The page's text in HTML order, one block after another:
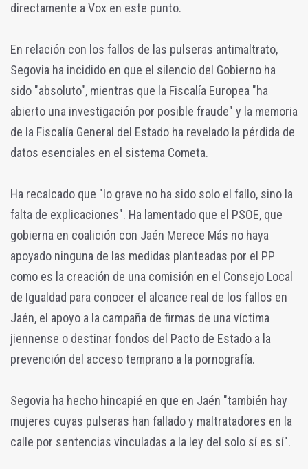
directamente a Vox en este punto.
En relación con los fallos de las pulseras antimaltrato,
Segovia ha incidido en que el silencio del Gobierno ha
sido "absoluto", mientras que la Fiscalía Europea "ha
abierto una investigación por posible fraude" y la memoria
de la Fiscalía General del Estado ha revelado la pérdida de
datos esenciales en el sistema Cometa.
Ha recalcado que "lo grave no ha sido solo el fallo, sino la
falta de explicaciones". Ha lamentado que el PSOE, que
gobierna en coalición con Jaén Merece Más no haya
apoyado ninguna de las medidas planteadas por el PP
como es la creación de una comisión en el Consejo Local
de Igualdad para conocer el alcance real de los fallos en
Jaén, el apoyo a la campaña de firmas de una víctima
jiennense o destinar fondos del Pacto de Estado a la
prevención del acceso temprano a la pornografía.
Segovia ha hecho hincapié en que en Jaén "también hay
mujeres cuyas pulseras han fallado y maltratadores en la
calle por sentencias vinculadas a la ley del solo sí es sí".